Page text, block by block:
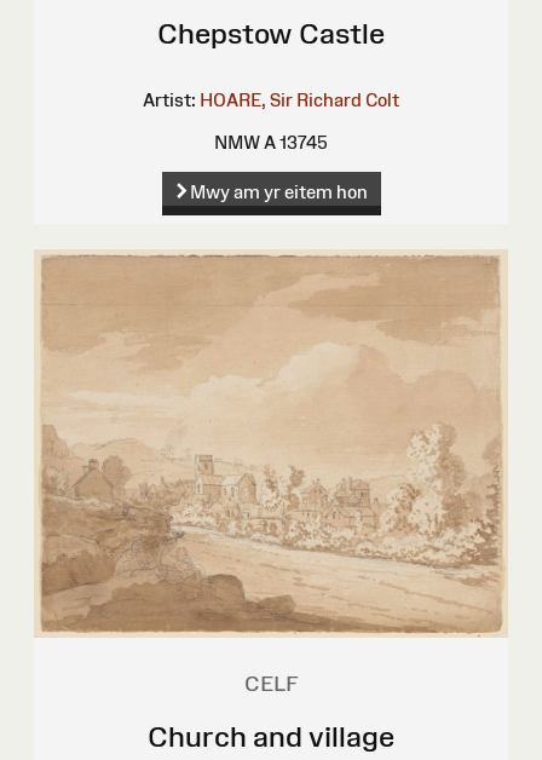
Chepstow Castle
Artist: HOARE, Sir Richard Colt
NMW A 13745
Mwy am yr eitem hon
CELF
Church and village